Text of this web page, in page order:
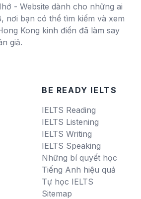
- Website dành cho những ai
nơi bạn có thể tìm kiếm và xem
Kong kinh điển đã làm say
giả.
BE READY IELTS
IELTS Reading
IELTS Listening
IELTS Writing
IELTS Speaking
Những bí quyết học
Tiếng Anh hiệu quả
Tự học IELTS
Sitemap